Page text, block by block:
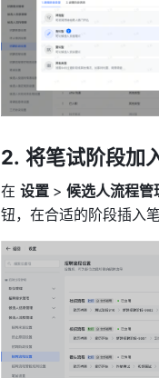
将笔试阶段加
在 设置 > 候选人流程管
钮，在合适的阶段插入笔